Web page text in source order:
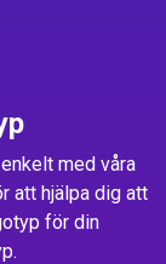
med våra
att hjälpa dig att
för din